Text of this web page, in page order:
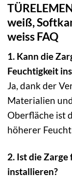
weiß,
weiss FAQ
1. Kann die
Feuchtigkeit
Ja, dank der
Materialien
Oberfläche ist
höherer
2. Ist die
installieren?